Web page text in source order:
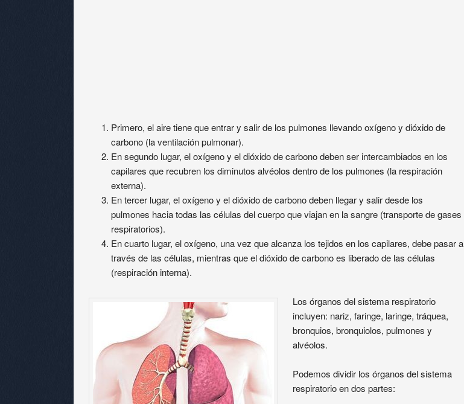
Primero, el aire tiene que entrar y salir de los pulmones llevando oxígeno y dióxido de
carbono (la ventilación pulmonar).
En segundo lugar, el oxígeno y el dióxido de carbono deben ser intercambiados en los
capilares que recubren los diminutos alvéolos dentro de los pulmones (la respiración
externa).
En tercer lugar, el oxígeno y el dióxido de carbono deben llegar y salir desde los
pulmones hacia todas las células del cuerpo que viajan en la sangre (transporte de gases
respiratorios).
En cuarto lugar, el oxígeno, una vez que alcanza los tejidos en los capilares, debe pasar a
través de las células, mientras que el dióxido de carbono es liberado de las células
(respiración interna).
Los órganos del sistema respiratorio
incluyen: nariz, faringe, laringe, tráquea,
bronquios, bronquiolos, pulmones y
alvéolos.
Podemos dividir los órganos del sistema
respiratorio en dos partes: